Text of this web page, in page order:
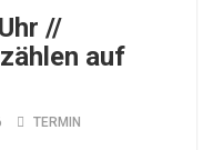
//
auf
TERMIN